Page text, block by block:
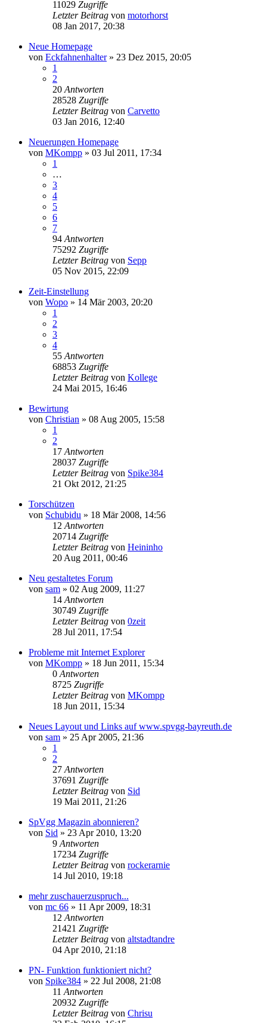
11029 Zugriffe
Letzter Beitrag von motorhorst
08 Jan 2017, 20:38
Neue Homepage
von Eckfahnenhalter» 23 Dez 2015, 20:05
1
2
20 Antworten
28528 Zugriffe
Letzter Beitrag von Carvetto
03 Jan 2016, 12:40
Neuerungen Homepage
von MKompp » 03 Jul 2011, 17:34
1
…
3
4
5
6
7
94 Antworten
75292 Zugriffe
Letzter Beitrag von Sepp
05 Nov 2015, 22:09
Zeit-Einstellung
von Wopo » 14 Mär 2003, 20:20
1
2
3
4
55 Antworten
68853 Zugriffe
Letzter Beitrag von Kollege
24 Mai 2015, 16:46
Bewirtung
von Christian » 08 Aug 2005, 15:58
1
2
17 Antworten
28037 Zugriffe
Letzter Beitrag von Spike384
21 Okt 2012, 21:25
Torschützen
von Schubidu » 18 Mär 2008, 14:56
12 Antworten
20714 Zugriffe
Letzter Beitrag von Heininho
20 Aug 2011, 00:46
Neu gestaltetes Forum
von sam » 02 Aug 2009, 11:27
14 Antworten
30749 Zugriffe
Letzter Beitrag von 0zeit
28 Jul 2011, 17:54
Probleme mit Internet Explorer
von MKompp » 18 Jun 2011, 15:34
0 Antworten
8725 Zugriffe
Letzter Beitrag von MKompp
18 Jun 2011, 15:34
Neues Layout und Links auf www.spvgg-bayreuth.de
von sam » 25 Apr 2005, 21:36
1
2
27 Antworten
37691 Zugriffe
Letzter Beitrag von Sid
19 Mai 2011, 21:26
SpVgg Magazin abonnieren?
von Sid » 23 Apr 2010, 13:20
9 Antworten
17234 Zugriffe
Letzter Beitrag von rockerarnie
14 Jul 2010, 19:18
mehr zuschauerzuspruch...
von mc 66 » 11 Apr 2009, 18:31
12 Antworten
21421 Zugriffe
Letzter Beitrag von altstadtandre
04 Apr 2010, 21:18
PN- Funktion funktioniert nicht?
von Spike384 » 22 Jul 2008, 21:08
11 Antworten
20932 Zugriffe
Letzter Beitrag von Chrisu